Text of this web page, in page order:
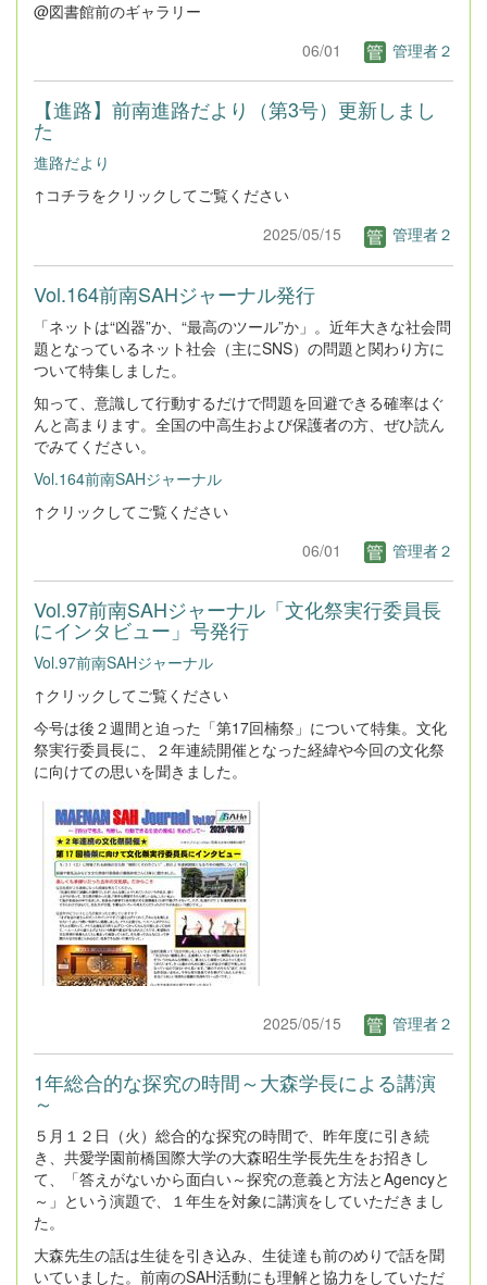
@図書館前のギャラリー
06/01
管理者２
【進路】前南進路だより（第3号）更新しまし
た
進路だより
↑コチラをクリックしてご覧ください
2025/05/15
管理者２
Vol.164前南SAHジャーナル発行
「ネットは“凶器”か、“最高のツール”か」。近年大きな社会問
題となっているネット社会（主にSNS）の問題と関わり方に
ついて特集しました。
知って、意識して行動するだけで問題を回避できる確率はぐ
んと高まります。全国の中高生および保護者の方、ぜひ読ん
でみてください。
Vol.164前南SAHジャーナル
↑クリックしてご覧ください
06/01
管理者２
Vol.97前南SAHジャーナル「文化祭実行委員長
にインタビュー」号発行
Vol.97前南SAHジャーナル
↑クリックしてご覧ください
今号は後２週間と迫った「第17回楠祭」について特集。文化
祭実行委員長に、２年連続開催となった経緯や今回の文化祭
に向けての思いを聞きました。
2025/05/15 管理者２
1年総合的な探究の時間～大森学長による講演
～
５月１２日（火）総合的な探究の時間で、昨年度に引き続
き、共愛学園前橋国際大学の大森昭生学長先生をお招きし
て、「答えがないから面白い～探究の意義と方法とAgencyと
～」という演題で、１年生を対象に講演をしていただきまし
た。
大森先生の話は生徒を引き込み、生徒達も前のめりで話を聞
いていました。前南のSAH活動にも理解と協力をしていただ